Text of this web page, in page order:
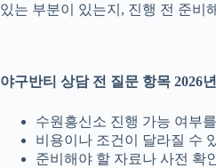
있는 부분이 있는지, 진행 전 준비
야구반티 상담 전 질문 항목 2026
수원흥신소 진행 가능 여부
비용이나 조건이 달라질 수
준비해야 할 자료나 사전 확